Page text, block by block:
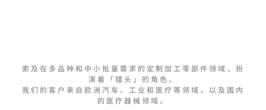
索及在多品种和中小批量需求的定制加工零部件领域，扮
演着「猎头」的角色。
我们的客户来自欧洲汽车、工业和医疗等领域，以及国内
的医疗器械领域。